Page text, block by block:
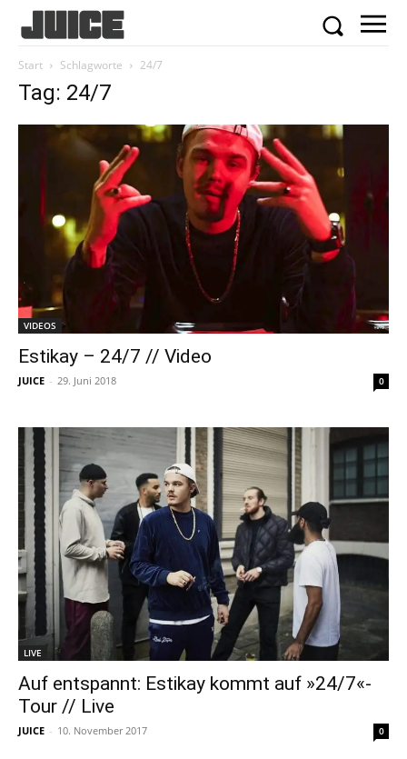
Start Schlagworte 24/7
Tag: 24/7
VIDEOS
Estikay – 24/7 // Video
JUICE - 29. Juni 2018 0
LIVE
Auf entspannt: Estikay kommt auf »24/7«-
Tour // Live
JUICE - 10. November 2017 0